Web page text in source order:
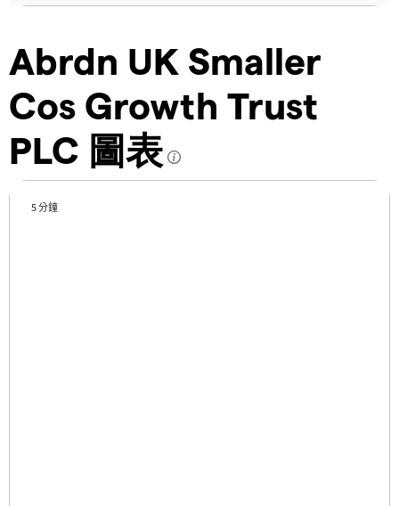
Abrdn UK Smaller
Cos Growth Trust
PLC 圖表
5 分鐘